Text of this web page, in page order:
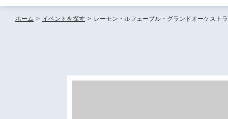
ホーム > イベントを探す > レーモン・ルフェーブル・グランドオーケストラ